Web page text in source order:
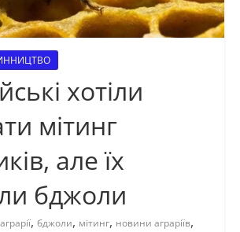
хотіли
мітинг
але їх
бджоли
аграрії, бджоли, мітинг, новини аграріїв,